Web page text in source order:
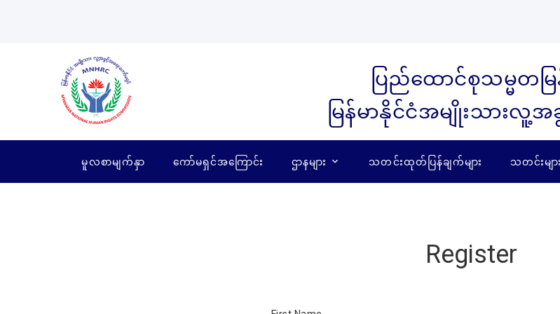
ပြည်ထောင်စုသမ္မတမ
မြန်မာနိုင်ငံအမျိုးသားလူ့
မူလစာမျက်နှာ ကော်မရှင်အကြောင်း ဌာနများ သတင်းထုတ်ပြန်ချက်များ သတင်းများ
Register